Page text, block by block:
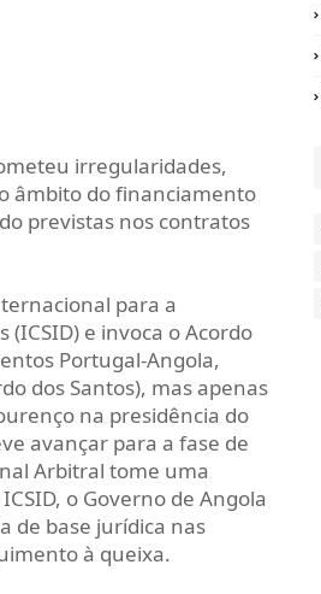
irregularidades,
âmbito do financiamento
previstas nos contratos
para a
e invoca o Acordo
Portugal-Angola,
dos Santos), mas apenas
na presidência do
avançar para a fase de
Arbitral tome uma
o Governo de Angola
de base jurídica nas
à queixa.